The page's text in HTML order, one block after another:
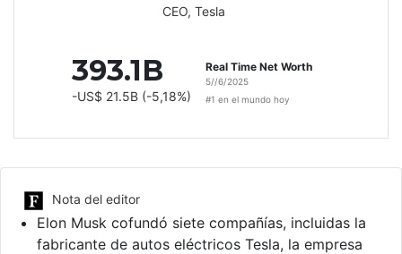
CEO, Tesla
393.1B
-US$ 21.5B (-5,18%)
Real Time Net Worth
5//6/2025
#1 en el mundo hoy
Nota del editor
Elon Musk cofundó siete compañías, incluidas la
fabricante de autos eléctricos Tesla, la empresa